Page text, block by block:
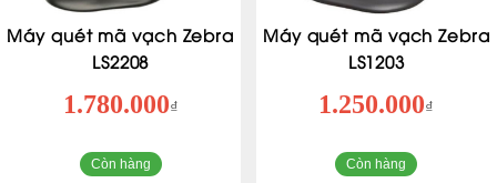
Máy quét mã vạch Zebra
LS2208
1.780.000₫
Còn hàng
Máy quét mã vạch Zebra
LS1203
1.250.000₫
Còn hàng